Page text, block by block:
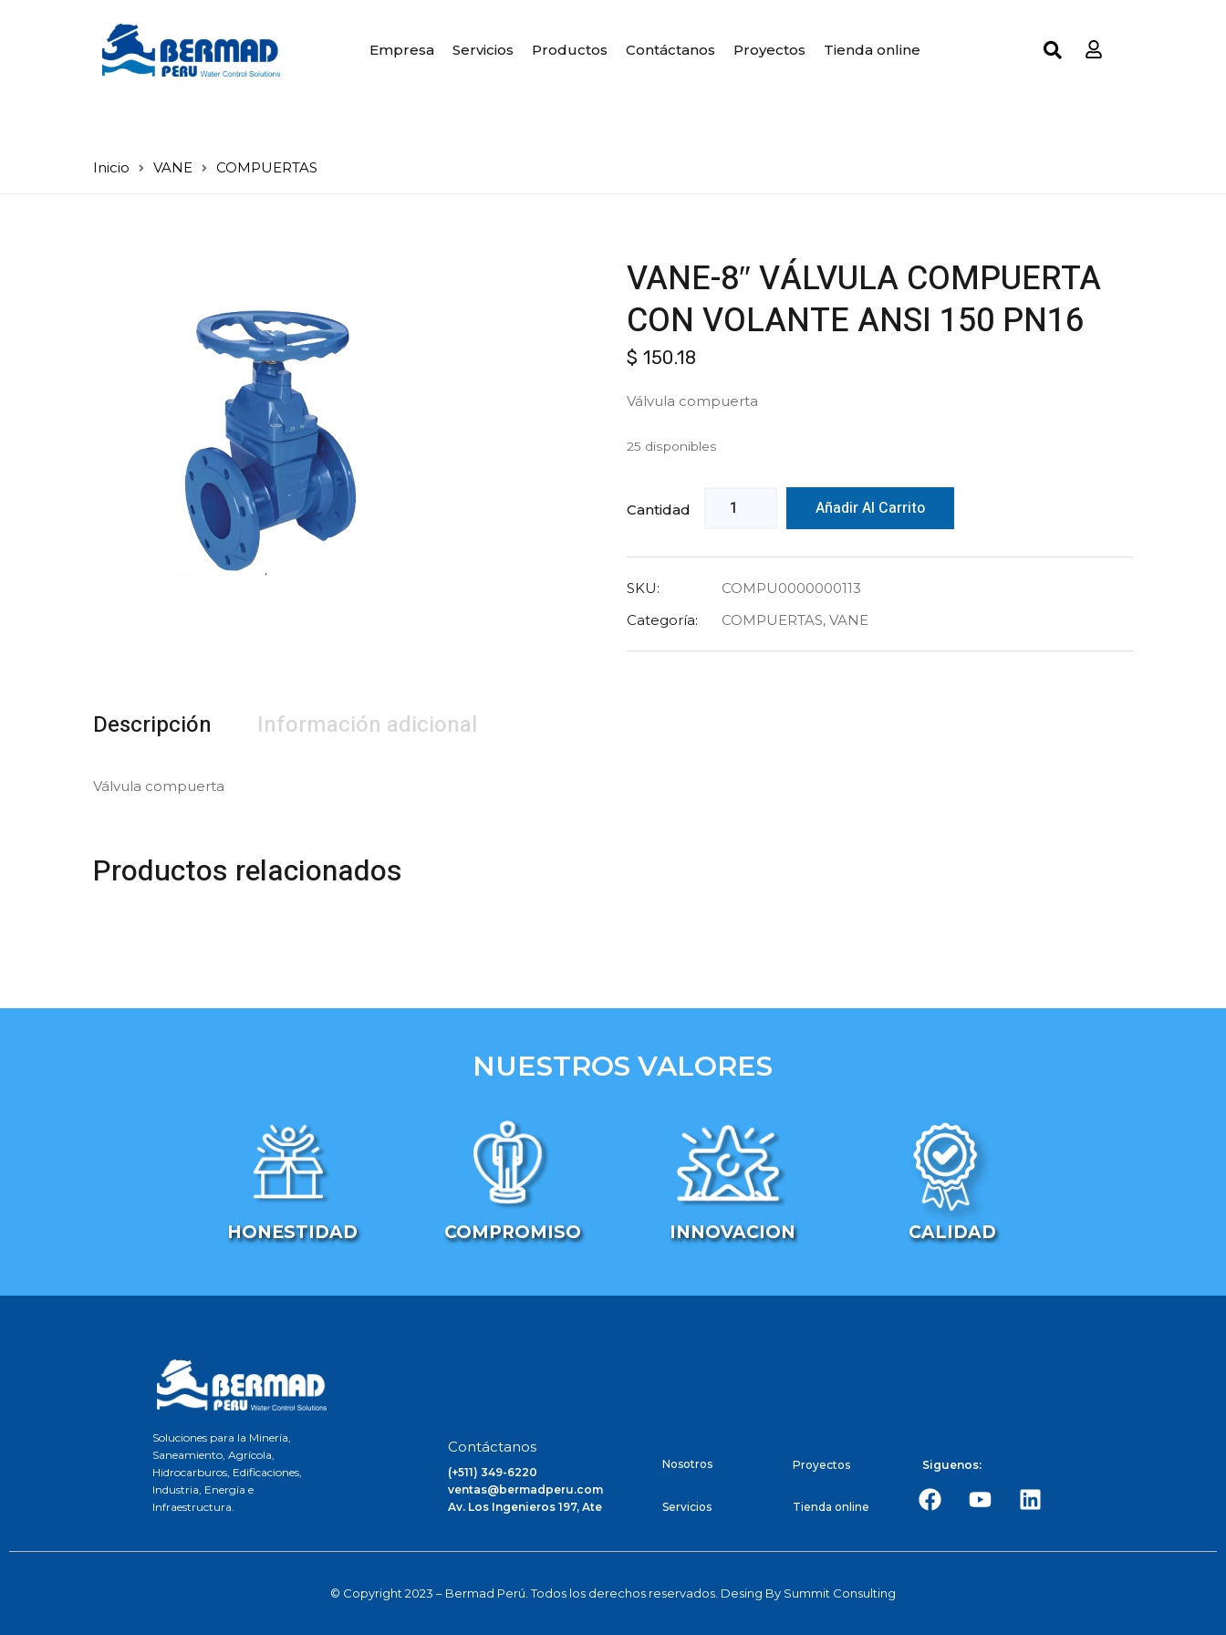
Empresa Servicios Productos Contáctanos Proyectos Tienda online
Inicio VANE COMPUERTAS
VANE-8″ VÁLVULA COMPUERTA
CON VOLANTE ANSI 150 PN16
$ 150.18
Válvula compuerta
25 disponibles
Cantidad Añadir Al Carrito
SKU:
COMPU0000000113
Categoría:
COMPUERTAS, VANE
Descripción Información adicional
Válvula compuerta
Productos relacionados
NUESTROS VALORES
HONESTIDAD COMPROMISO INNOVACION CALIDAD
Soluciones para la Minería,
Saneamiento, Agrícola,
Hidrocarburos, Edificaciones,
Industria, Energía e
Infraestructura.
Contáctanos
(+511) 349-6220
ventas@bermadperu.com
Av. Los Ingenieros 197, Ate
Nosotros
Servicios
Proyectos
Tienda online
Siguenos:
© Copyright 2023 – Bermad Perú. Todos los derechos reservados. Desing By Summit Consulting